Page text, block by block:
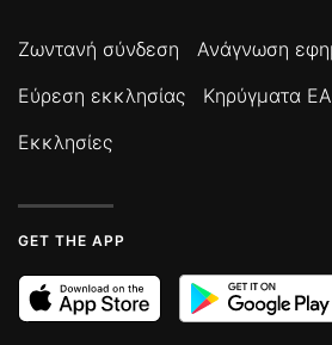
Ζωντανή σύνδεση Ανάγνωση
Εύρεση εκκλησίας
Κηρύγματα
Εκκλησίες
GET THE APP